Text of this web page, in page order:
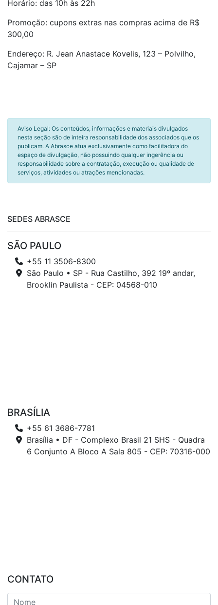
Horário: das 10h às 22h
Promoção: cupons extras nas compras acima de R$
300,00
Endereço: R. Jean Anastace Kovelis, 123 – Polvilho,
Cajamar – SP
Aviso Legal: Os conteúdos, informações e materiais divulgados
nesta seção são de inteira responsabilidade dos associados que os
publicam. A Abrasce atua exclusivamente como facilitadora do
espaço de divulgação, não possuindo qualquer ingerência ou
responsabilidade sobre a contratação, execução ou qualidade de
serviços, atividades ou atrações mencionadas.
SEDES ABRASCE
SÃO PAULO
+55 11 3506-8300
São Paulo • SP - Rua Castilho, 392 19º andar,
Brooklin Paulista - CEP: 04568-010
BRASÍLIA
+55 61 3686-7781
Brasília • DF - Complexo Brasil 21 SHS - Quadra
6 Conjunto A Bloco A Sala 805 - CEP: 70316-000
CONTATO